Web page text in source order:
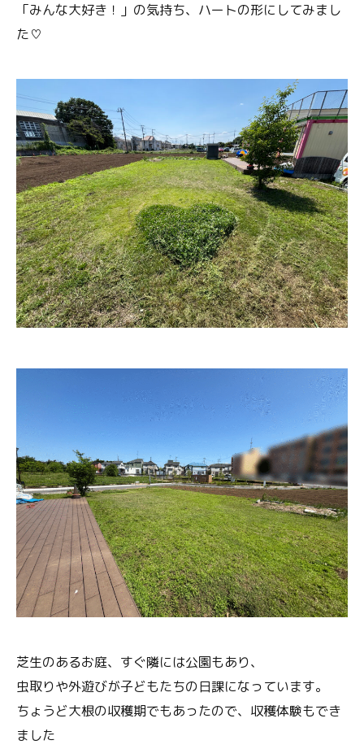
「みんな大好き！」の気持ち、ハートの形にしてみまし
た♡
芝生のあるお庭、すぐ隣には公園もあり、
虫取りや外遊びが子どもたちの日課になっています。
ちょうど大根の収穫期でもあったので、収穫体験もでき
ました